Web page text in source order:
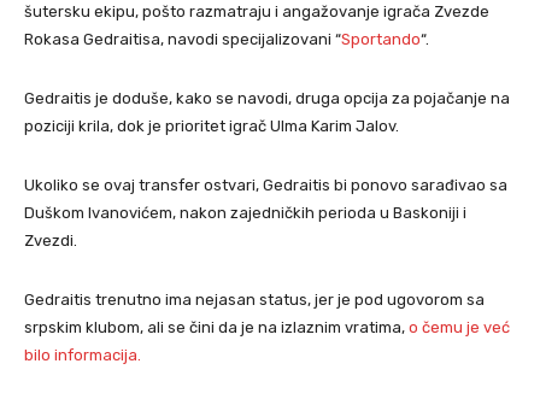
šutersku ekipu, pošto razmatraju i angažovanje igrača Zvezde
Rokasa Gedraitisa, navodi specijalizovani “Sportando“.
Gedraitis je doduše, kako se navodi, druga opcija za pojačanje na
poziciji krila, dok je prioritet igrač Ulma Karim Jalov.
Ukoliko se ovaj transfer ostvari, Gedraitis bi ponovo sarađivao sa
Duškom Ivanovićem, nakon zajedničkih perioda u Baskoniji i
Zvezdi.
Gedraitis trenutno ima nejasan status, jer je pod ugovorom sa
srpskim klubom, ali se čini da je na izlaznim vratima, o čemu je već
bilo informacija.